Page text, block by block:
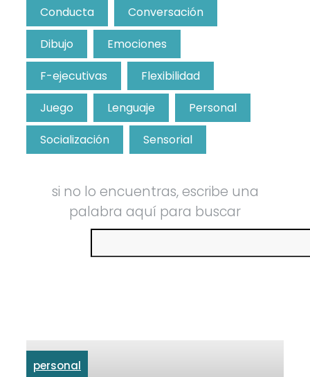
Conducta
Conversación
Dibujo
Emociones
F-ejecutivas
Flexibilidad
Juego
Lenguaje
Personal
Socialización
Sensorial
si no lo encuentras, escribe una
palabra aquí para buscar
personal